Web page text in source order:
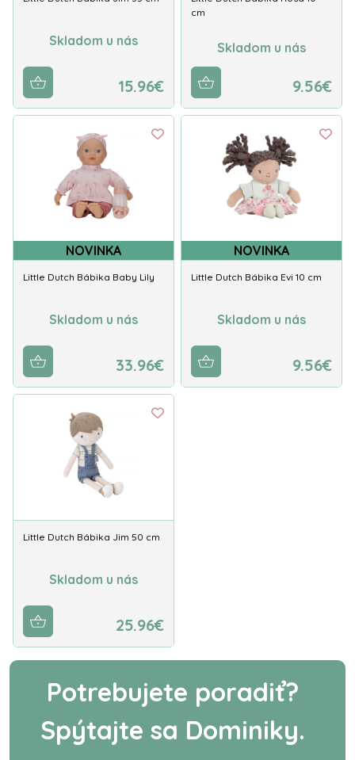
Skladom u nás
15.96€
cm
Skladom u nás
9.56€
NOVINKA
Little Dutch Bábika Baby Lily
Skladom u nás
33.96€
NOVINKA
Little Dutch Bábika Evi 10 cm
Skladom u nás
9.56€
Little Dutch Bábika Jim 50 cm
Skladom u nás
25.96€
Potrebujete poradiť?
Spýtajte sa Dominiky.